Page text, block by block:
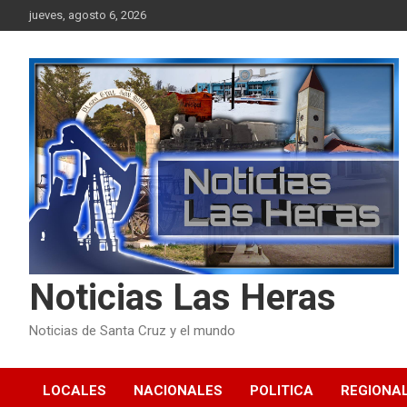
to
jueves, agosto 6, 2026
Noticias Las Heras
Noticias de Santa Cruz y el mundo
LOCALES NACIONALES POLITICA